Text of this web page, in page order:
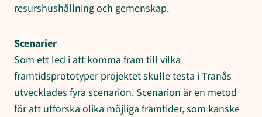
resurshushållning och gemenskap.
Scenarier
Som ett led i att komma fram till vilka
framtidsprototyper projektet skulle testa i Tranås
utvecklades fyra scenarion. Scenarion är en metod
för att utforska olika möjliga framtider, som kanske